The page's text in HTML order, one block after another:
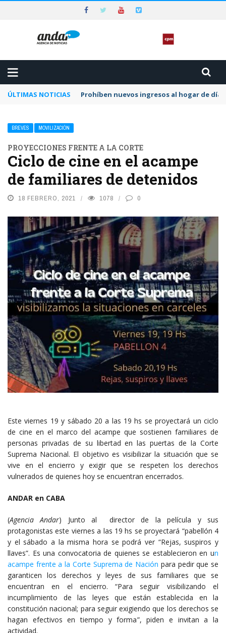
ÚLTIMAS NOTICIAS Prohíben nuevos ingresos al hogar de día
BREVES MOVILIZACIÓN
PROYECCIONES FRENTE A LA CORTE
Ciclo de cine en el acampe
de familiares de detenidos
18 FEBRERO, 2021 1078 0
Este viernes 19 y sábado 20 a las 19 hs se proyectará un ciclo
de cine en el marco del acampe que sostienen familiares de
personas privadas de su libertad en las puertas de la Corte
Suprema Nacional. El objetivo es visibilizar la situación que se
vive en el encierro y exigir que se respeten los derechos
vulnerados de quienes hoy se encuentran encerrados.
ANDAR en CABA
(Agencia Andar) Junto al director de la película y sus
protagonistas este viernes a las 19 hs se proyectará “pabellón 4
y el sábado a la misma hora se podrá ver “Rejas, suspiros y
llaves”. Es una convocatoria de quienes se establecieron en un
acampe frente a la Corte Suprema de Nación para pedir que se
garanticen los derechos y leyes de sus familiares que se
encuentran en el encierro. “Para seguir visibilizando el
incumplimiento de las leyes que están establecida en la
constitución nacional; para seguir exigiendo que los derechos se
hagan efectivos en tiempo y forma”, piden e invitan a la
actividad.